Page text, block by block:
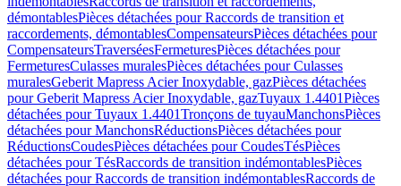
démontablesPièces détachées pour Raccords de transition et
raccordements, démontablesCompensateursPièces détachées pour
CompensateursTraverséesFermeturesPièces détachées pour
FermeturesCulasses muralesPièces détachées pour Culasses
muralesGeberit Mapress Acier Inoxydable, gazPièces détachées
pour Geberit Mapress Acier Inoxydable, gazTuyaux 1.4401Pièces
détachées pour Tuyaux 1.4401Tronçons de tuyauManchonsPièces
détachées pour ManchonsRéductionsPièces détachées pour
RéductionsCoudesPièces détachées pour CoudesTésPièces
détachées pour TésRaccords de transition indémontablesPièces
détachées pour Raccords de transition indémontablesRaccords de